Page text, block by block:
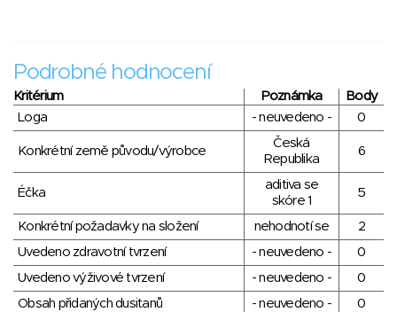
Podrobné hodnocení
Kritérium Poznámka
Body
Loga
- neuvedeno - 0
Konkrétní země původu/výrobce
Česká
Republika
6
Éčka
aditiva se
skóre 1
5
Konkrétní požadavky na složení nehodnotí se
2
Uvedeno zdravotní tvrzení
- neuvedeno -
0
Uvedeno výživové tvrzení
- neuvedeno -
0
Obsah přidaných dusitanů
- neuvedeno -
0